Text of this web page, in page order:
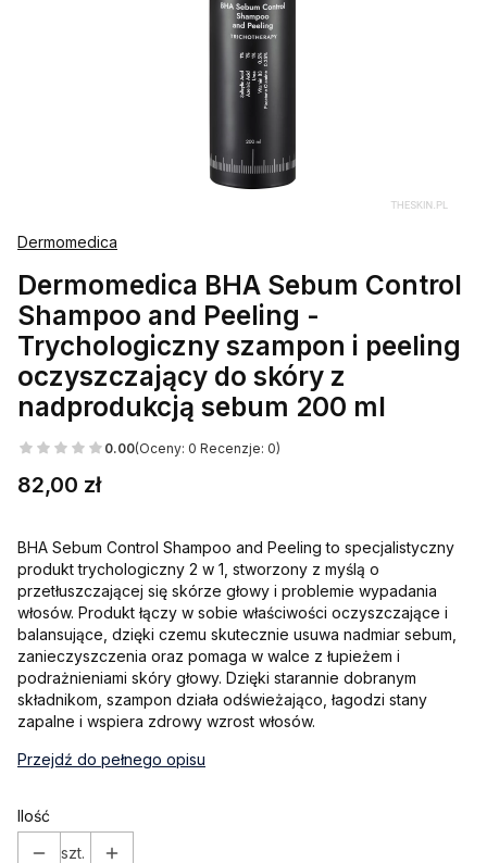
Dermomedica
Dermomedica BHA Sebum Control
Shampoo and Peeling -
Trychologiczny szampon i peeling
oczyszczający do skóry z
nadprodukcją sebum 200 ml
0.00(Oceny: 0 Recenzje: 0)
Cena
82,00 zł
BHA Sebum Control Shampoo and Peeling to specjalistyczny
produkt trychologiczny 2 w 1, stworzony z myślą o
przetłuszczającej się skórze głowy i problemie wypadania
włosów. Produkt łączy w sobie właściwości oczyszczające i
balansujące, dzięki czemu skutecznie usuwa nadmiar sebum,
zanieczyszczenia oraz pomaga w walce z łupieżem i
podrażnieniami skóry głowy. Dzięki starannie dobranym
składnikom, szampon działa odświeżająco, łagodzi stany
zapalne i wspiera zdrowy wzrost włosów.
Przejdź do pełnego opisu
Ilość
szt.